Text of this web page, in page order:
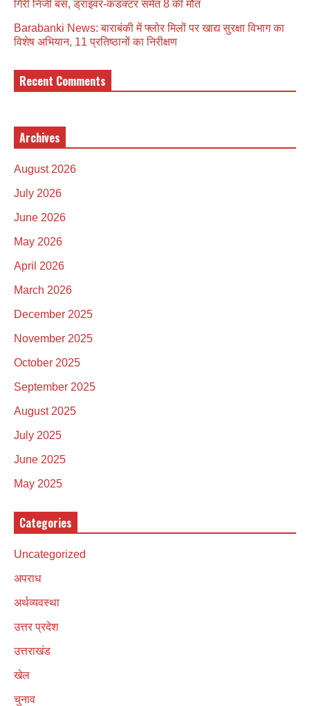
गिरी निजी बस, ड्राइवर-कंडक्टर समेत 8 की मौत
Barabanki News: बाराबंकी में फ्लोर मिलों पर खाद्य सुरक्षा विभाग का
विशेष अभियान, 11 प्रतिष्ठानों का निरीक्षण
Recent Comments
Archives
August 2026
July 2026
June 2026
May 2026
April 2026
March 2026
December 2025
November 2025
October 2025
September 2025
August 2025
July 2025
June 2025
May 2025
Categories
Uncategorized
अपराध
अर्थव्यवस्था
उत्तर प्रदेश
उत्तराखंड
खेल
चुनाव